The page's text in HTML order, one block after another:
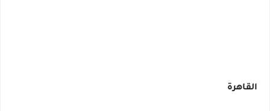
القاهرة